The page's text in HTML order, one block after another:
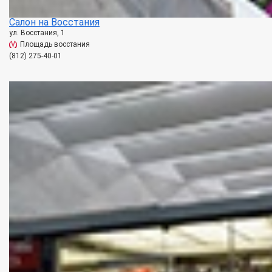
Салон на Восстания
ул. Восстания, 1
Площадь восстания
(812) 275-40-01